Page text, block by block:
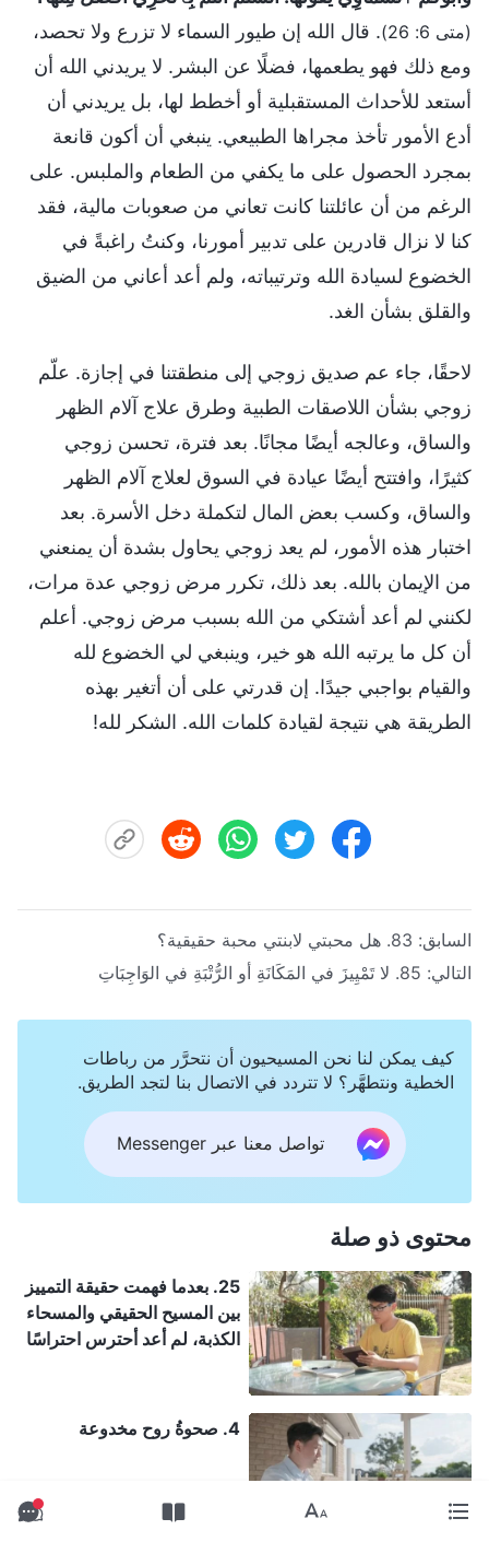
(متى 6: 26)
. قال الله إن طيور السماء لا تزرع ولا تحصد،
ومع ذلك فهو يطعمها، فضلًا عن البشر. لا يريدني الله أن
أستعد للأحداث المستقبلية أو أخطط لها، بل يريدني أن
أدع الأمور تأخذ مجراها الطبيعي. ينبغي أن أكون قانعة
بمجرد الحصول على ما يكفي من الطعام والملبس. على
الرغم من أن عائلتنا كانت تعاني من صعوبات مالية، فقد
كنا لا نزال قادرين على تدبير أمورنا، وكنتُ راغبةً في
الخضوع لسيادة الله وترتيباته، ولم أعد أعاني من الضيق
والقلق بشأن الغد.
لاحقًا، جاء عم صديق زوجي إلى منطقتنا في إجازة. علّم
زوجي بشأن اللاصقات الطبية وطرق علاج آلام الظهر
والساق، وعالجه أيضًا مجانًا. بعد فترة، تحسن زوجي
كثيرًا، وافتتح أيضًا عيادة في السوق لعلاج آلام الظهر
والساق، وكسب بعض المال لتكملة دخل الأسرة. بعد
اختبار هذه الأمور، لم يعد زوجي يحاول بشدة أن يمنعني
من الإيمان بالله. بعد ذلك، تكرر مرض زوجي عدة مرات،
لكنني لم أعد أشتكي من الله بسبب مرض زوجي. أعلم
أن كل ما يرتبه الله هو خير، وينبغي لي الخضوع لله
والقيام بواجبي جيدًا. إن قدرتي على أن أتغير بهذه
الطريقة هي نتيجة لقيادة كلمات الله. الشكر لله!
السابق: 83. هل محبتي لابنتي محبة حقيقية؟
التالي: 85. لا تَمْيِيزَ في المَكَانَةِ أو الرُّتْبَةِ في الوَاجِبَاتِ
كيف يمكن لنا نحن المسيحيون أن نتحرَّر من رباطات
الخطية ونتطهَّر؟ لا تتردد في الاتصال بنا لتجد الطريق.
تواصل معنا عبر Messenger
محتوى ذو صلة
25. بعدما فهمت حقيقة التمييز
بين المسيح الحقيقي والمسحاء
الكذبة، لم أعد أحترس احتراسًا
4. صحوةُ روح مخدوعة